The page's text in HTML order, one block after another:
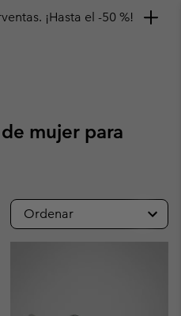
de descuento
mujer para
Ordenar